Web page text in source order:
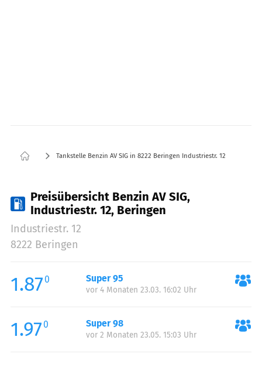
Tankstelle Benzin AV SIG in 8222 Beringen Industriestr. 12
Preisübersicht Benzin AV SIG,
Industriestr. 12, Beringen
Industriestr. 12
8222 Beringen
1.870 Super 95
vor 4 Monaten 23.03. 16:02 Uhr
1.970 Super 98
vor 2 Monaten 23.05. 15:03 Uhr